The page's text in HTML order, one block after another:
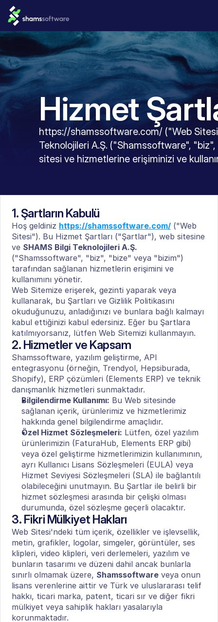
Hizmet
https://shamssoftware.com/ ("Web
Teknolojileri A.Ş. ("Shamssoftware",
sitesi ve hizmetlerine erişiminizi ve
1. Şartların Kabulü
Hoş geldiniz https://shamssoftware.com/ ("Web
Sitesi"). Bu Hizmet Şartları ("Şartlar"), web sitesine
ve SHAMS Bilgi Teknolojileri A.Ş.
("Shamssoftware", "biz", "bize" veya "bizim")
tarafından sağlanan hizmetlerin erişimini ve
kullanımını yönetir.
Web Sitemize erişerek, gezinti yaparak veya
kullanarak, bu Şartları ve Gizlilik Politikasını
okuduğunuzu, anladığınızı ve bunlara bağlı kalmayı
kabul ettiğinizi kabul edersiniz. Eğer bu Şartlara
katılmıyorsanız, lütfen Web Sitemizi kullanmayın.
2. Hizmetler ve Kapsam
Shamssoftware, yazılım geliştirme, API
entegrasyonu (örneğin, Trendyol, Hepsiburada,
Shopify), ERP çözümleri (Elements ERP) ve teknik
danışmanlık hizmetleri sunmaktadır.
Bilgilendirme Kullanımı: Bu Web sitesinde
sağlanan içerik, ürünlerimiz ve hizmetlerimiz
hakkında genel bilgilendirme amaçlıdır.
Özel Hizmet Sözleşmeleri: Lütfen, özel yazılım
ürünlerimizin (FaturaHub, Elements ERP gibi)
veya özel geliştirme hizmetlerimizin kullanımının,
ayrı Kullanıcı Lisans Sözleşmeleri (EULA) veya
Hizmet Seviyesi Sözleşmeleri (SLA) ile bağlantılı
olabileceğini unutmayın. Bu Şartlar ile belirli bir
hizmet sözleşmesi arasında bir çelişki olması
durumunda, özel sözleşme geçerli olacaktır.
3. Fikri Mülkiyet Hakları
Web Sitesi'ndeki tüm içerik, özellikler ve işlevsellik,
metin, grafikler, logolar, simgeler, görüntüler, ses
klipleri, video klipleri, veri derlemeleri, yazılım ve
bunların tasarımı ve düzeni dahil ancak bunlarla
sınırlı olmamak üzere, Shamssoftware veya onun
lisans verenlerine aittir ve Türk ve uluslararası telif
hakkı, ticari marka, patent, ticari sır ve diğer fikri
mülkiyet veya sahiplik hakları yasalarıyla
korunmaktadır.